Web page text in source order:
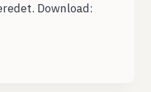
Download: